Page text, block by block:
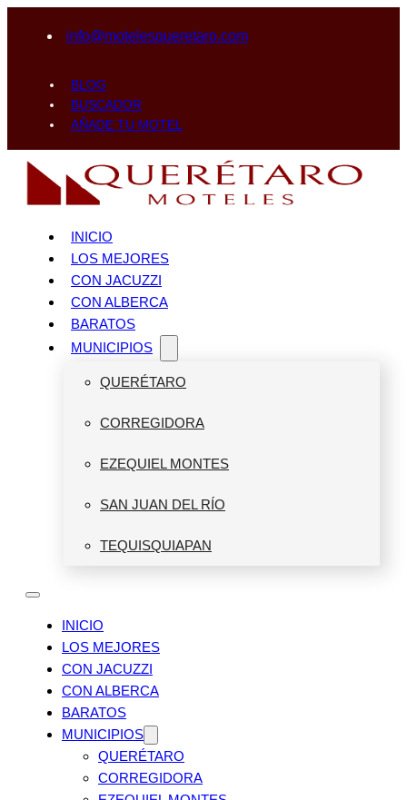
info@motelesqueretaro.com
BLOG
BUSCADOR
AÑADE TU MOTEL
INICIO
LOS MEJORES
CON JACUZZI
CON ALBERCA
BARATOS
MUNICIPIOS
QUERÉTARO
CORREGIDORA
EZEQUIEL MONTES
SAN JUAN DEL RÍO
TEQUISQUIAPAN
INICIO
LOS MEJORES
CON JACUZZI
CON ALBERCA
BARATOS
MUNICIPIOS
QUERÉTARO
CORREGIDORA